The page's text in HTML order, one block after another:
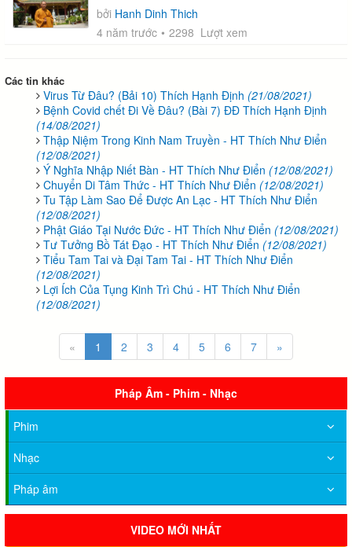
bởi Hanh Dinh Thich
4 năm trước
2298 Lượt xem
Các tin khác
Virus Từ Đâu? (Bải 10) Thích Hạnh Định (21/08/2021)
Bệnh Covid chết Đi Về Đâu? (Bài 7) ĐĐ Thích Hạnh Định
(14/08/2021)
Thập Niệm Trong Kinh Nam Truyền - HT Thích Như Điển
(12/08/2021)
Ý Nghĩa Nhập Niết Bàn - HT Thích Như Điển (12/08/2021)
Chuyển Di Tâm Thức - HT Thích Như Điển (12/08/2021)
Tu Tập Làm Sao Để Được An Lạc - HT Thích Như Điển
(12/08/2021)
Phật Giáo Tại Nước Đức - HT Thích Như Điển (12/08/2021)
Tư Tưởng Bồ Tát Đạo - HT Thích Như Điển (12/08/2021)
Tiểu Tam Tai và Đại Tam Tai - HT Thích Như Điển
(12/08/2021)
Lợi Ích Của Tụng Kinh Trì Chú - HT Thích Như Điển
(12/08/2021)
« 1 2 3 4 5 6 7 »
Pháp Âm - Phim - Nhạc
Phim
Nhạc
Pháp âm
VIDEO MỚI NHẤT